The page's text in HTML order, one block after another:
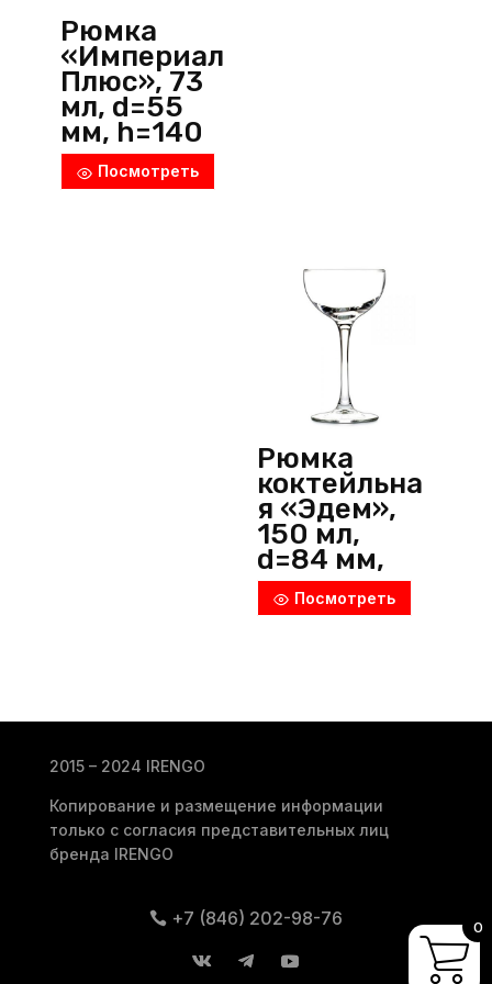
Рюмка
«Империал
Плюс», 73
мл, d=55
мм, h=140
мм, стекло,
прозрачны
Посмотреть
Рюмка
коктейльна
я «Эдем»,
150 мл,
d=84 мм,
h=156 мм,
стекло,
Посмотреть
2015 – 2024 IRENGO
Копирование и размещение информации
только с согласия представительных лиц
бренда IRENGO
+7 (846) 202-98-76 0